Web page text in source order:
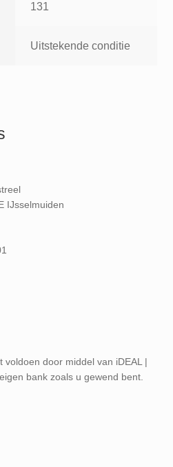
131
Uitstekende conditie
IJsselmuiden
voldoen door middel van iDEAL |
bank zoals u gewend bent.